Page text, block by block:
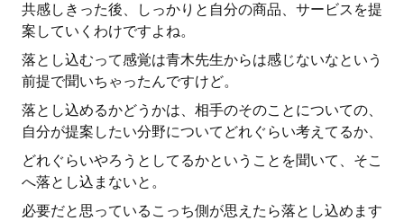
共感しきった後、しっかりと自分の商品、サービスを提
案していくわけですよね。
落とし込むって感覚は青木先生からは感じないなという
前提で聞いちゃったんですけど。
落とし込めるかどうかは、相手のそのことについての、
自分が提案したい分野についてどれぐらい考えてるか、
どれぐらいやろうとしてるかということを聞いて、そこ
へ落とし込まないと。
必要だと思っているこっち側が思えたら落とし込めます